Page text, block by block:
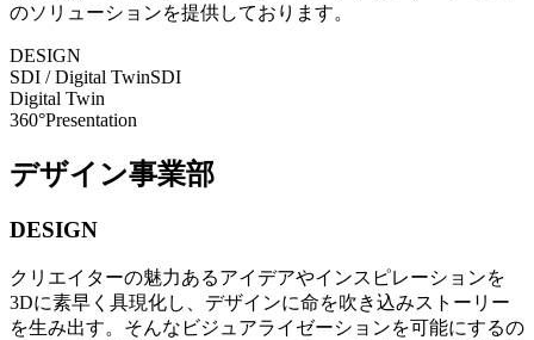
のソリューションを提供しております。
DESIGN
SDI / Digital TwinSDI
Digital Twin
360°Presentation
デザイン事業部
DESIGN
クリエイターの魅力あるアイデアやインスピレーションを
3Dに素早く具現化し、デザインに命を吹き込みストーリー
を生み出す。そんなビジュアライゼーションを可能にするの